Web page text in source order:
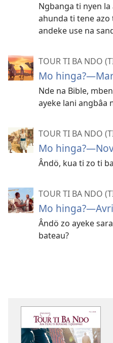
Ngbanga ti nyen la
ahunda ti tene
andeke use na
TOUR TI BA NDO
Mo
Nde na Bible,
ayeke lani angbâa
TOUR TI BA NDO
Mo
Ândö, kua ti zo ti
TOUR TI BA NDO
Mo
Ândö zo ayeke
bateau?